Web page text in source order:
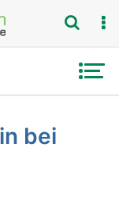
bei